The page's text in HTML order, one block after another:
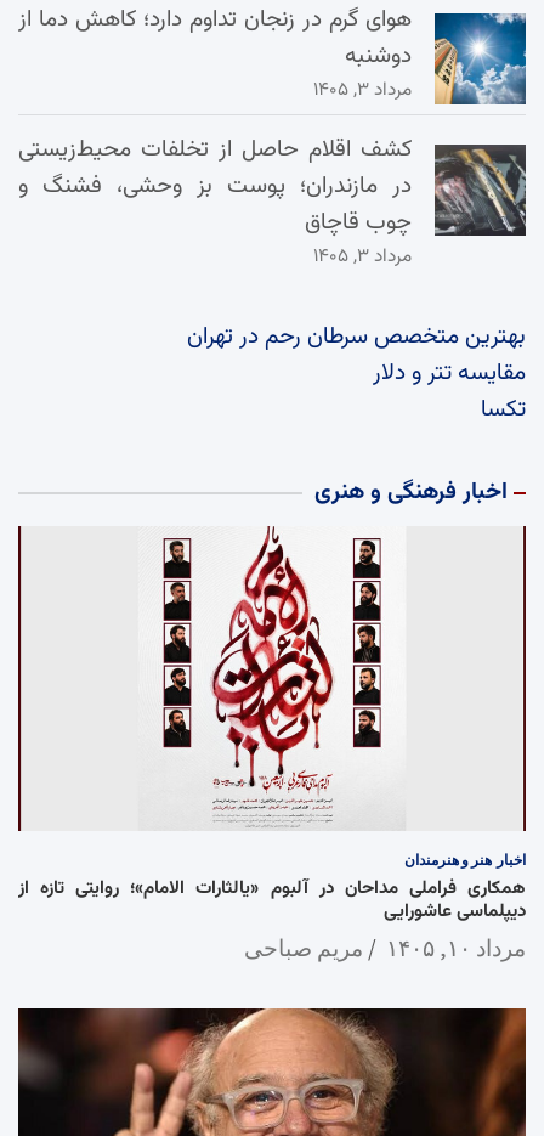
هوای گرم در زنجان تداوم دارد؛ کاهش دما از
دوشنبه
مرداد ۳, ۱۴۰۵
کشف اقلام حاصل از تخلفات محیط‌زیستی
در مازندران؛ پوست بز وحشی، فشنگ و
چوب قاچاق
مرداد ۳, ۱۴۰۵
بهترین متخصص سرطان رحم در تهران
مقایسه تتر و دلار
تکسا
اخبار فرهنگی و هنری
اخبار هنر و هنرمندان
همکاری فراملی مداحان در آلبوم «یالثارات الامام»؛ روایتی تازه از
دیپلماسی عاشورایی
مرداد ۱۰, ۱۴۰۵ مریم صباحی